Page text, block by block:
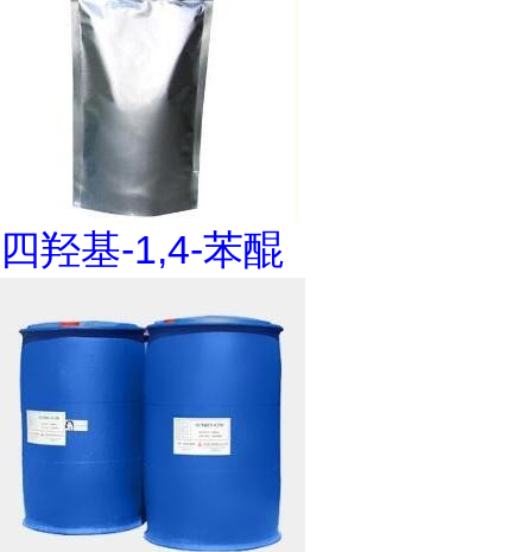
四羟基-1,4-苯醌